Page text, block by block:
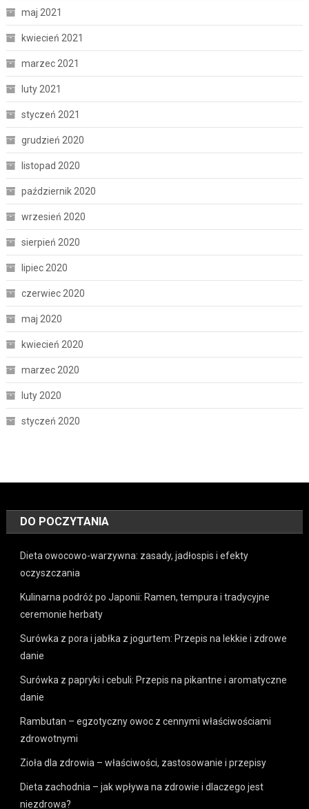
maj 2021
kwiecień 2021
marzec 2021
luty 2021
styczeń 2021
grudzień 2020
listopad 2020
październik 2020
wrzesień 2020
sierpień 2020
lipiec 2020
czerwiec 2020
maj 2020
kwiecień 2020
marzec 2020
luty 2020
styczeń 2020
DO POCZYTANIA
Dieta owocowo-warzywna: zasady, jadłospis i efekty
oczyszczania
Kulinarna podróż po Japonii: Ramen, tempura i tradycyjne
ceremonie herbaty
Surówka z pora i jabłka z jogurtem: Przepis na lekkie i zdrowe
danie
Surówka z papryki i cebuli: Przepis na pikantne i aromatyczne
danie
Rambutan – egzotyczny owoc z cennymi właściwościami
zdrowotnymi
Zioła dla zdrowia – właściwości, zastosowanie i przepisy
Dieta zachodnia – jak wpływa na zdrowie i dlaczego jest
niezdrowa?